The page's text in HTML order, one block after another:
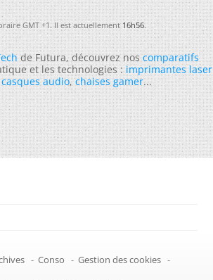
GMT +1. Il est actuellement16h56.
de Futura, découvrez noscomparatifs
et les technologies :imprimantes laser
casques audio,chaises gamer...
- Conso - Gestion des cookies -